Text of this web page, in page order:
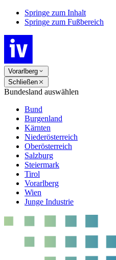
Springe zum Inhalt
Springe zum Fußbereich
Vorarlberg
Schließen
Bundesland auswählen
Bund
Burgenland
Kärnten
Niederösterreich
Oberösterreich
Salzburg
Steiermark
Tirol
Vorarlberg
Wien
Junge Industrie